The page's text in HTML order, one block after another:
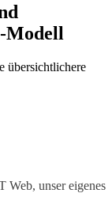
Modell
übersichtlichere
Web, unser eigenes